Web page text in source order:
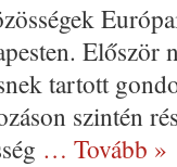
Először
tartott
szintén
… Tovább »